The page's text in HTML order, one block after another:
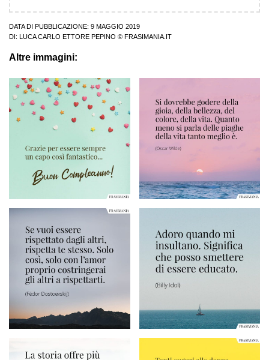
DATA DI PUBBLICAZIONE: 9 MAGGIO 2019
DI:
LUCA CARLO ETTORE PEPINO © FRASIMANIA.IT
Altre immagini: